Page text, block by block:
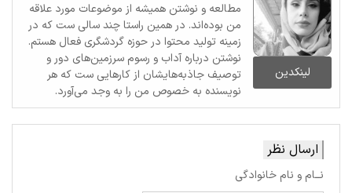
لینکدین
مطالعه و نوشتن همیشه از موضوعات مورد علاقه
من بوده‌اند. در همین راستا چند سالی ست که در
زمینه تولید محتوا در حوزه گردشگری فعال هستم.
نوشتن درباره آداب و رسوم سرزمین‌های دور و
توصیف جاذبه‌هایشان از کارهایی ست که هر
نویسنده به خصوص من را به وجد می‌آورد.
ارسال نظر
نــام و نام خانوادگی